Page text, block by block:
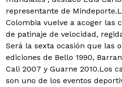
representante de Mindeporte.
Colombia vuelve a acoger las
de patinaje de velocidad,
Será la sexta ocasión que las
ediciones de Bello 1990,
Cali 2007 y Guarne 2010.Los
son uno de los eventos